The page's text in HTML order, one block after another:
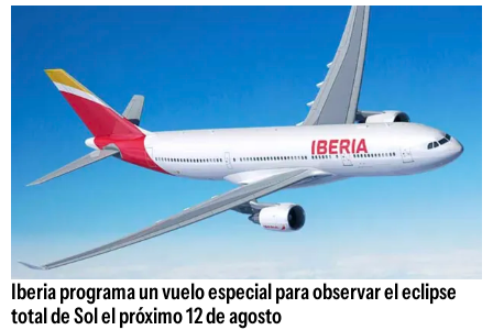
Iberia programa un vuelo especial para observar el eclipse
total de Sol el próximo 12 de agosto